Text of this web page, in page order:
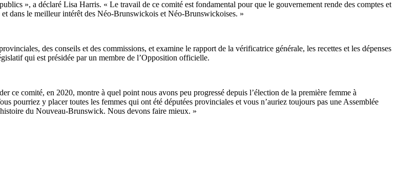
», a déclaré Lisa Harris. « Le travail de ce comité est fondamental pour que le gouvernement rende des comptes et
dans le meilleur intérêt des Néo-Brunswickois et Néo-Brunswickoises. »
des conseils et des commissions, et examine le rapport de la vérificatrice générale, les recettes et les dépenses
qui est présidée par un membre de l’Opposition officielle.
ce comité, en 2020, montre à quel point nous avons peu progressé depuis l’élection de la première femme à
pourriez y placer toutes les femmes qui ont été députées provinciales et vous n’auriez toujours pas une Assemblée
du Nouveau-Brunswick. Nous devons faire mieux. »